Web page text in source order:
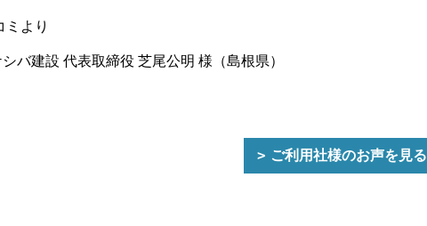
ミより
バ建設 代表取締役 芝尾公明 様（島根県）
ご利用社様のお声を見る